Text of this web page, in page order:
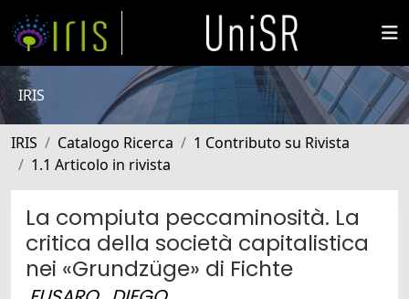
IRIS
IRIS Catalogo Ricerca
1 Contributo su Rivista
1.1 Articolo in rivista
La compiuta peccaminosità. La
critica della società capitalistica
nei «Grundzüge» di Fichte